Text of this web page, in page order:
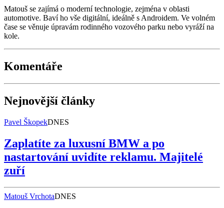
Matouš se zajímá o moderní technologie, zejména v oblasti
automotive. Baví ho vše digitální, ideálně s Androidem. Ve volném
čase se věnuje úpravám rodinného vozového parku nebo vyráží na
kole.
Komentáře
Nejnovější články
Pavel ŠkopekDNES
Zaplatíte za luxusní BMW a po
nastartování uvidíte reklamu. Majitelé
zuří
Matouš VrchotaDNES